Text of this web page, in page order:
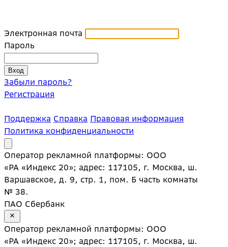
Электронная почта
Пароль
Забыли пароль?
Регистрация
Поддержка Справка Правовая информация
Политика конфиденциальности
Оператор рекламной платформы: ООО
«РА «Индекс 20»; адрес: 117105, г. Москва, ш.
Варшавское, д. 9, стр. 1, пом. Б часть комнаты
№ 38.
ПАО Сбербанк
Оператор рекламной платформы: ООО
«РА «Индекс 20»; адрес: 117105, г. Москва, ш.